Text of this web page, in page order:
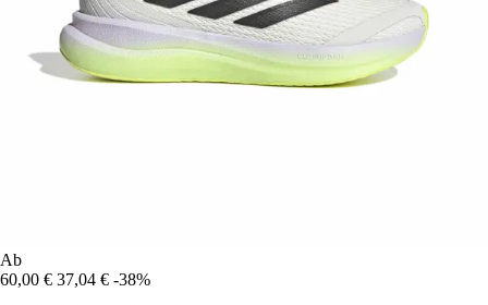
Ab
60,00 € 37,04 € -38%